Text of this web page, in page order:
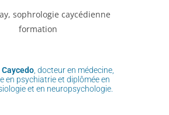
, docteur en médecine,
en psychiatrie et diplômée en
et en neuropsychologie.